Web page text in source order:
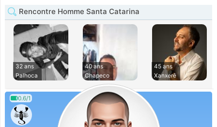
Rencontre Homme Santa Catarina
32 ans
Palhoca
40 ans
Chapeco
45 ans
Xanxerê
0.6/1